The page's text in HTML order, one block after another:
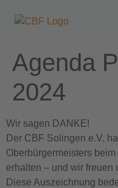
Agenda
2024
Wir sagen DANKE!
Der CBF Solingen e.V.
Oberbürgermeisters
erhalten – und wir freuen
Diese Auszeichnung